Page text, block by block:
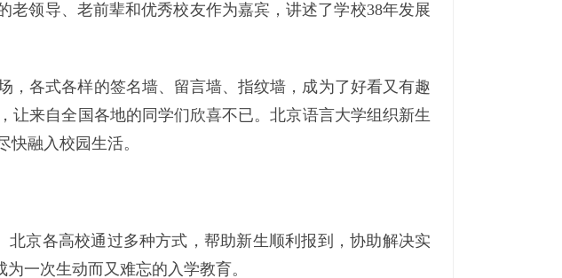
领导、老前辈和优秀校友作为嘉宾，讲述了学校38年发展
各式各样的签名墙、留言墙、指纹墙，成为了好看又有趣
来自全国各地的同学们欣喜不已。北京语言大学组织新生
融入校园生活。
京各高校通过多种方式，帮助新生顺利报到，协助解决实
一次生动而又难忘的入学教育。